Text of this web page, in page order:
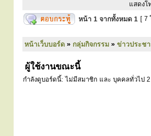
แสดงโ
หน้า 1 จากทั้งหมด 1 [ 7
หน้าเว็บบอร์ด » กลุ่มกิจกรรม » ข่าวประช
ผู้ใช้งานขณะนี้
กำลังดูบอร์ดนี้: ไม่มีสมาชิก และ บุคคลทั่วไป